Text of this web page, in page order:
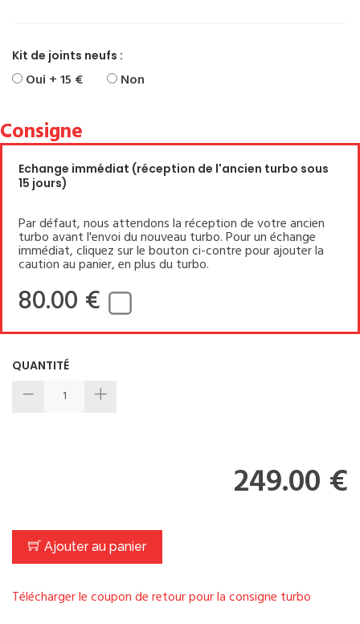
Kit de joints neufs :
Oui + 15 € Non
Consigne
Echange immédiat (réception de l'ancien turbo sous
15 jours)
Par défaut, nous attendons la réception de votre ancien
turbo avant l'envoi du nouveau turbo. Pour un échange
immédiat, cliquez sur le bouton ci-contre pour ajouter la
caution au panier, en plus du turbo.
80.00 €
QUANTITÉ
249.00 €
Ajouter au panier
Télécharger le coupon de retour pour la consigne turbo